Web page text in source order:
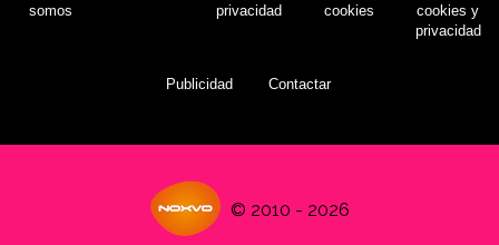
somos
privacidad
cookies
cookies y
privacidad
Publicidad Contactar
© 2010 - 2026